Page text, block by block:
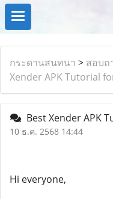
กระดานสนทนา > สอบถ
Xender APK Tutorial
Best Xender APK
10 ธ.ค. 2568 14:44
Hi everyone,